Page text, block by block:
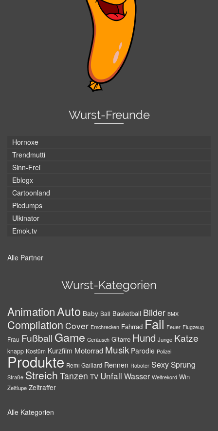
Wurst-Freunde
Hornoxe
Trendmutti
Sinn-Frei
Eblogx
Cartoonland
Picdumps
Ulkinator
Emok.tv
Alle Partner
Wurst-Kategorien
AnimationAuto Baby Ball Basketball Bilder BMX
Compilation Cover Erschrecken Fahrrad Fail Feuer Flugzeug
Frau Fußball Game Geräusch Gitarre Hund Junge Katze
knapp Kostüm Kurzfilm Motorrad Musik Parodie Polizei
Produkte Remi Gaillard Rennen Roboter SexySprung
Straße Streich Tanzen TV Unfall Wasser Weltrekord Win
Zeitlupe Zeitraffer
Alle Kategorien